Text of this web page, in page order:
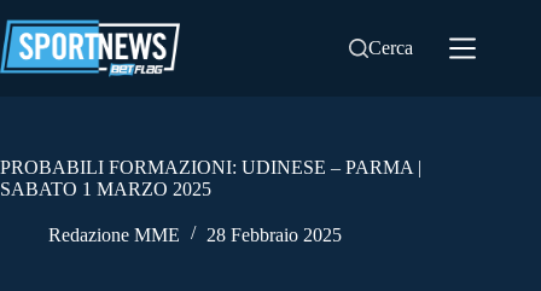
al
contenuto
Cerca
PROBABILI FORMAZIONI: UDINESE – PARMA |
SABATO 1 MARZO 2025
Redazione MME 28 Febbraio 2025